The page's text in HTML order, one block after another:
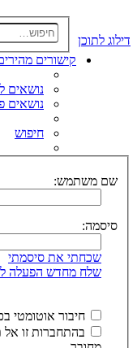
דילוג לתוכן
קישורים
נושאים
נושאים
חיפוש
שם משתמש:
סיסמה:
שכחתי את סיסמתי
שלח מחדש הפעלה
חיבור אוטומטי
בהתחברות זו